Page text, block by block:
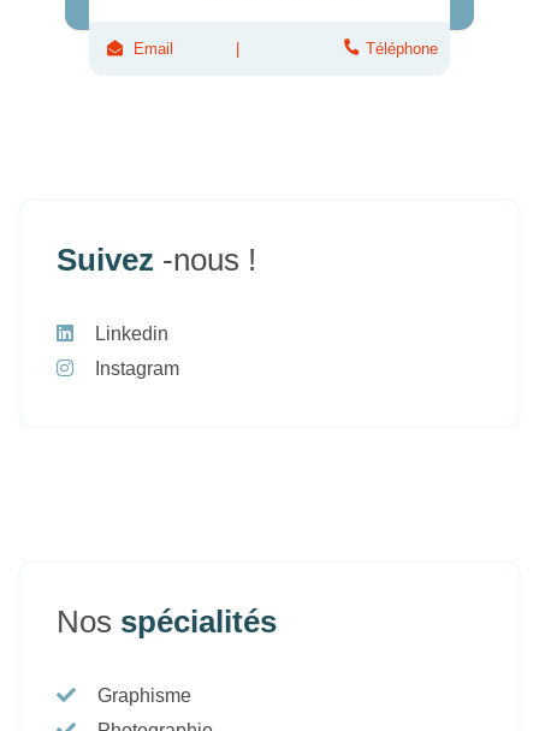
Email Téléphone
Suivez -nous !
Linkedin
Instagram
Nos spécialités
Graphisme